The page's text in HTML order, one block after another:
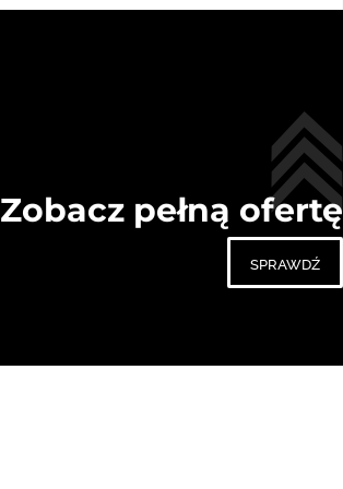
Zobacz pełną ofertę
sprawdź